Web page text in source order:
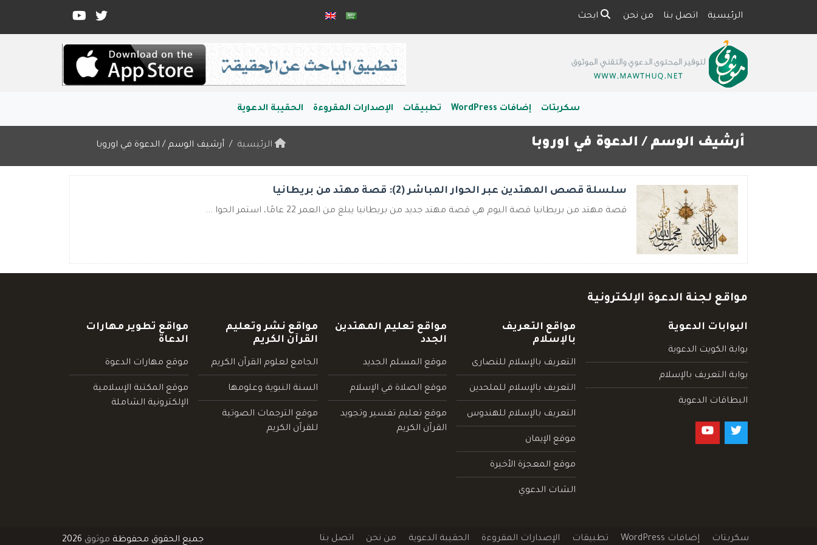
الرئيسية اتصل بنا من نحن ابحث
سكربتات إضافات WordPress تطبيقات الإصدارات المقروءة الحقيبة الدعوية
أرشيف الوسم / الدعوة في اوروبا الرئيسية أرشيف الوسم / الدعوة في اوروبا
سلسلة قصص المهتدين عبر الحوار المباشر (2): قصة مهتد من بريطانيا
قصة مهتد من بريطانيا قصة اليوم هي قصة مهتد جديد من بريطانيا يبلغ من العمر 22 عامًا، استمر الحوا ...
مواقع لجنة الدعوة الإلكترونية
البوابات الدعوية
بوابة الكويت الدعوية
بوابة التعريف بالإسلام
البطاقات الدعوية
مواقع التعريف
بالإسلام
التعريف بالإسلام للنصارى
التعريف بالإسلام للملحدين
التعريف بالإسلام للهندوس
موقع الإيمان
موقع المعجزة الأخيرة
الشات الدعوي
مواقع تعليم المهتدين
الجدد
موقع المسلم الجديد
موقع الصلاة في الإسلام
موقع تعليم تفسير وتجويد
القرآن الكريم
مواقع نشر وتعليم
القرآن الكريم
الجامع لعلوم القرآن الكريم
السنة النبوية وعلومها
موقع الترجمات الصوتية
للقرآن الكريم
مواقع تطوير مهارات
الدعاة
موقع مهارات الدعوة
موقع المكتبة الإسلامية
الإلكترونية الشاملة
سكربتات إضافات WordPress تطبيقات الإصدارات المقروءة الحقيبة الدعوية من نحن اتصل بنا جميع الحقوق محفوظة موثوق